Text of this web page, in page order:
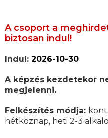
A csoport a
biztosan indul!
Indul: 2026-10-30
A képzés kezdetekor
megjelenni.
Felkészítés módja:
hétköznap, heti 2-3